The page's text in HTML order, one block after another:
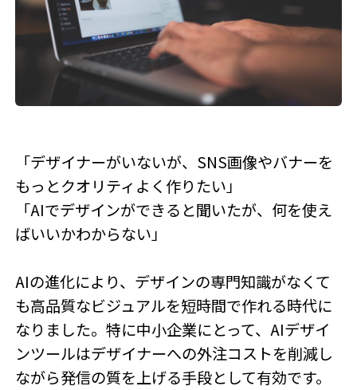
「デザイナーがいないが、SNS画像やバナーを
もっとクオリティよく作りたい」
「AIでデザインができると聞いたが、何を使え
ばいいかわからない」
AIの進化により、デザインの専門知識がなくて
も高品質なビジュアルを短時間で作れる時代に
なりました。特に中小企業にとって、AIデザイ
ンツールはデザイナーへの外注コストを削減し
ながら発信の質を上げる手段として有効です。